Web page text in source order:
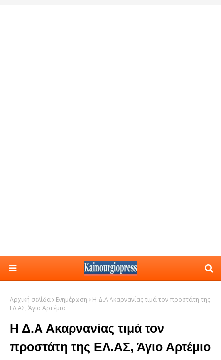
Αρχική σελίδα Ενημέρωση
Η Δ.Α Ακαρνανίας τιμά τον προστάτη της
ΕΛ.ΑΣ, Άγιο Αρτέμιο
Η Δ.Α Ακαρνανίας τιμά τον
προστάτη της ΕΛ.ΑΣ, Άγιο Αρτέμιο